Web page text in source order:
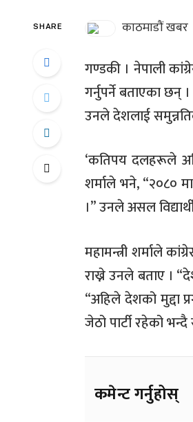
SHARE काठमाडौं
गण्डकी । नेपाली
गर्नुपर्ने बताएका छन्
उनले देशलाई
‘कतिपय दलहरूले
शर्माले भने, “२०८०
।” उनले असल
महामन्त्री शर्माले
राख्ने उनले बताए ।
“अहिले देशको मुद्दा
जेठो पार्टी रहेको
कमेन्ट गर्नुहोस्